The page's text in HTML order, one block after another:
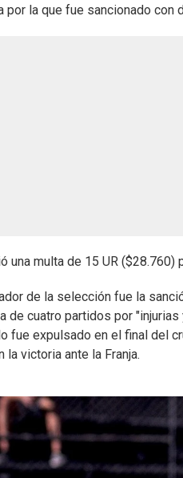
por la que fue sancionado con
una multa de 15 UR
de la selección fue la
de cuatro partidos por
fue expulsado en el final del
la victoria ante la Franja.